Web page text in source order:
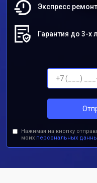
Экспресс
Гарантия до 3-х
Нажимая на кнопку
моих персональных